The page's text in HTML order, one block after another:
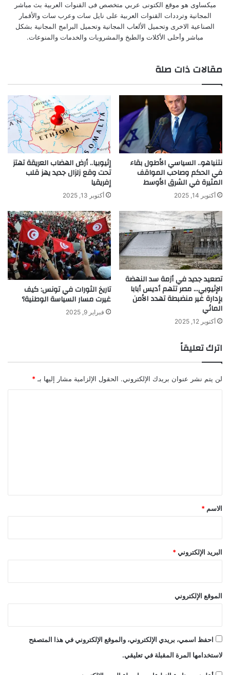
ميكساوى هو موقع الكتونى عربي متخصص فى القنوات العربية بث مباشر
المجانية وترددات القنوات العربية على نايل سات وعرب سات والأقمار
الصناعية الاخرى وتحميل الألعاب المجانية وتحميل البرامج المجانية بشكل
مباشر وأحلى الأكلات والطبخ والمشروبات والخدمات والمنوعات.
مقالات ذات صلة
نتنياهو.. السياسي الأطول بقاء
في الحكم وصاحب المواقف
المثيرة في الشرق الأوسط
أكتوبر 14, 2025
إثيوبيا.. أرض الهضاب العريقة تهتز
تحت وقع زلزال جديد يهز قلب
إفريقيا
أكتوبر 13, 2025
تصعيد جديد في أزمة سد النهضة
الإثيوبي… مصر تتهم أديس أبابا
بإدارة غير منضبطة تهدد الأمن
المائي
أكتوبر 12, 2025
تاريخ الثورات في تونس: كيف
غيرت مسار السياسة الوطنية؟
فبراير 9, 2025
اترك تعليقاً
لن يتم نشر عنوان بريدك الإلكتروني. الحقول الإلزامية مشار إليها بـ *
*
الاسم *
البريد الإلكتروني *
الموقع الإلكتروني
احفظ اسمي، بريدي الإلكتروني، والموقع الإلكتروني في هذا المتصفح
لاستخدامها المرة المقبلة في تعليقي.